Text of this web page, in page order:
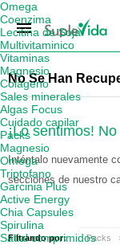
menu
No Se Han
¡Lo sentimos!
Inténtalo nuevamente
secciones de nuestro
Filtrando por: Packs
Omega
Coenzima
Lecitina de Soja
Multivitaminico
Vitaminas
Magnesio
Colágeno
Sales minerales
Algas Focus
Cuidado capilar
Packs
Magnesio
Omega
Triptofano
Garcinia Plus
Active Energy
Chia Capsules
Spirulina
Satial comprimidos